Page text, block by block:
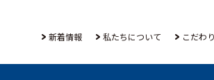
新着情報 私たちについて こだわ